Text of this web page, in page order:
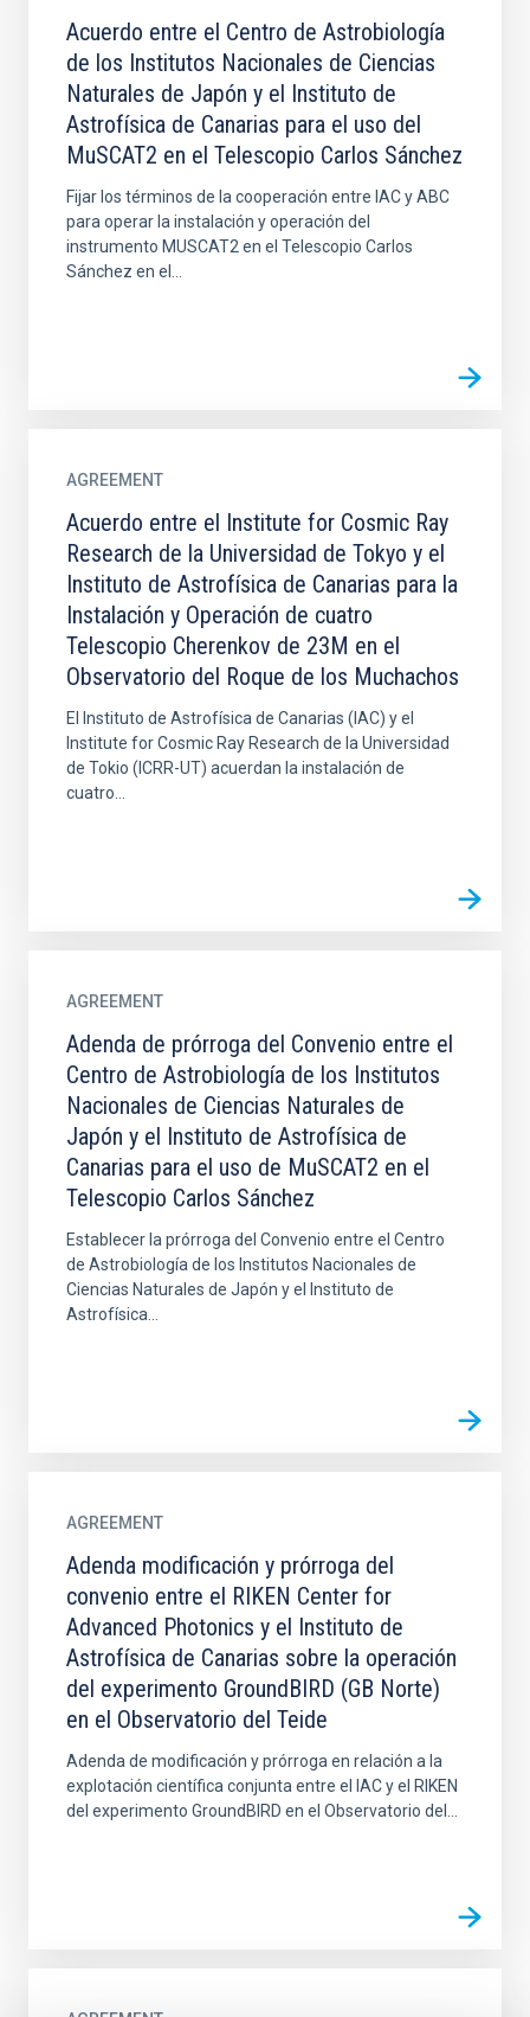
Acuerdo entre el Centro de Astrobiología
de los Institutos Nacionales de Ciencias
Naturales de Japón y el Instituto de
Astrofísica de Canarias para el uso del
MuSCAT2 en el Telescopio Carlos Sánchez
Fijar los términos de la cooperación entre IAC y ABC
para operar la instalación y operación del
instrumento MUSCAT2 en el Telescopio Carlos
Sánchez en el...
AGREEMENT
Acuerdo entre el Institute for Cosmic Ray
Research de la Universidad de Tokyo y el
Instituto de Astrofísica de Canarias para la
Instalación y Operación de cuatro
Telescopio Cherenkov de 23M en el
Observatorio del Roque de los Muchachos
El Instituto de Astrofísica de Canarias (IAC) y el
Institute for Cosmic Ray Research de la Universidad
de Tokio (ICRR-UT) acuerdan la instalación de
cuatro...
AGREEMENT
Adenda de prórroga del Convenio entre el
Centro de Astrobiología de los Institutos
Nacionales de Ciencias Naturales de
Japón y el Instituto de Astrofísica de
Canarias para el uso de MuSCAT2 en el
Telescopio Carlos Sánchez
Establecer la prórroga del Convenio entre el Centro
de Astrobiología de los Institutos Nacionales de
Ciencias Naturales de Japón y el Instituto de
Astrofísica...
AGREEMENT
Adenda modificación y prórroga del
convenio entre el RIKEN Center for
Advanced Photonics y el Instituto de
Astrofísica de Canarias sobre la operación
del experimento GroundBIRD (GB Norte)
en el Observatorio del Teide
Adenda de modificación y prórroga en relación a la
explotación científica conjunta entre el IAC y el RIKEN
del experimento GroundBIRD en el Observatorio del...